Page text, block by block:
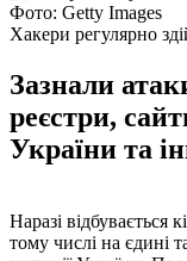
Фото: Getty Images
Хакери регулярно
Зазнали
реєстри,
України та
Наразі відбувається
тому числі на єдині